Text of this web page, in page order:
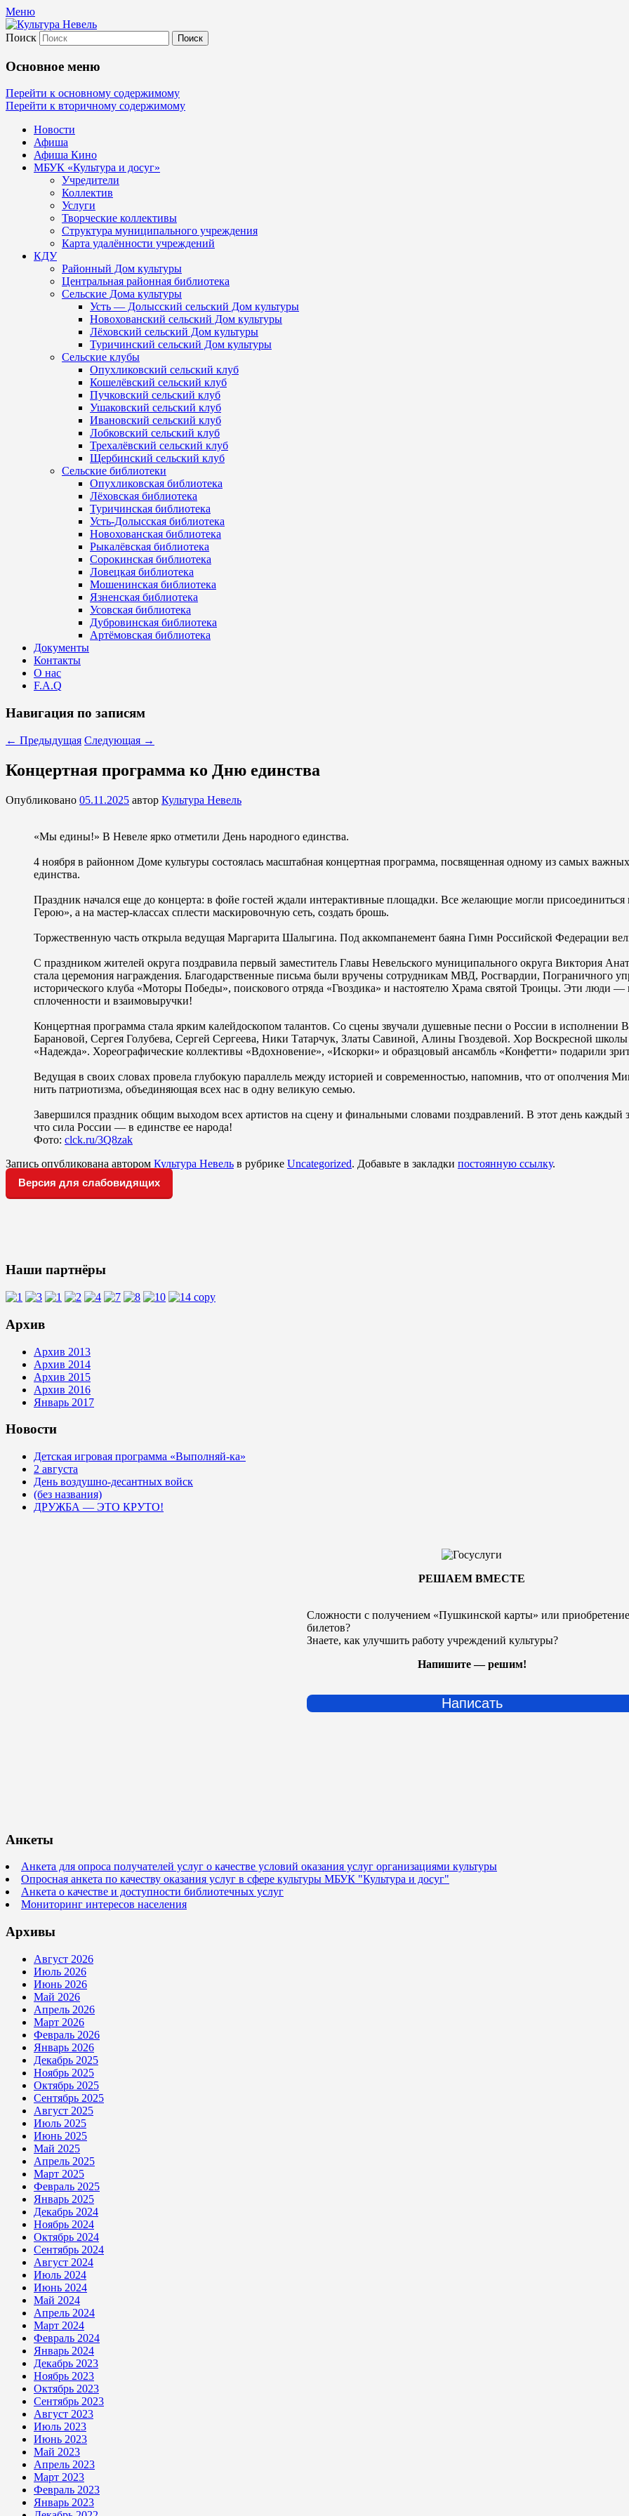
Меню
Культура Невель
МБУК Невельского района "Культура и досуг"
Поиск
Основное меню
Перейти к основному содержимому
Перейти к вторичному содержимому
Новости
Афиша
Афиша Кино
МБУК «Культура и досуг»
Учредители
Коллектив
Услуги
Творческие коллективы
Структура муниципального учреждения
Карта удалённости учреждений
КДУ
Районный Дом культуры
Центральная районная библиотека
Сельские Дома культуры
Усть — Долысский сельский Дом культуры
Новохованский сельский Дом культуры
Лёховский сельский Дом культуры
Туричинский сельский Дом культуры
Сельские клубы
Опухликовский сельский клуб
Кошелёвский сельский клуб
Пучковский сельский клуб
Ушаковский сельский клуб
Ивановский сельский клуб
Лобковский сельский клуб
Трехалёвский сельский клуб
Щербинский сельский клуб
Сельские библиотеки
Опухликовская библиотека
Лёховская библиотека
Туричинская библиотека
Усть-Долысская библиотека
Новохованская библиотека
Рыкалёвская библиотека
Сорокинская библиотека
Ловецкая библиотека
Мошенинская библиотека
Язненская библиотека
Усовская библиотека
Дубровинская библиотека
Артёмовская библиотека
Документы
Контакты
О нас
F.A.Q
Навигация по записям
← Предыдущая Следующая →
Концертная программа ко Дню единства
Опубликовано 05.11.2025 автор Культура Невель
«Мы едины!» В Невеле ярко отметили День народного единства.
4 ноября в районном Доме культуры состоялась масштабная концертная программа, посвященная одному из самых
единства.
Праздник начался еще до концерта: в фойе гостей ждали интерактивные площадки. Все желающие могли
Герою», а на мастер-классах сплести маскировочную сеть, создать брошь.
Торжественную часть открыла ведущая Маргарита Шалыгина. Под аккомпанемент баяна Гимн Российской Федерации
С праздником жителей округа поздравила первый заместитель Главы Невельского муниципального округа Виктория
стала церемония награждения. Благодарственные письма были вручены сотрудникам МВД, Росгвардии, Пограничного
исторического клуба «Моторы Победы», поискового отряда «Гвоздика» и настоятелю Храма святой Троицы. Эти люди
сплоченности и взаимовыручки!
Концертная программа стала ярким калейдоскопом талантов. Со сцены звучали душевные песни о России в
Барановой, Сергея Голубева, Сергей Сергеева, Ники Татарчук, Златы Савиной, Алины Гвоздевой. Хор Воскресной школы
«Надежда». Хореографические коллективы «Вдохновение», «Искорки» и образцовый ансамбль «Конфетти» подарили
Ведущая в своих словах провела глубокую параллель между историей и современностью, напомнив, что от ополчения
нить патриотизма, объединяющая всех нас в одну великую семью.
Завершился праздник общим выходом всех артистов на сцену и финальными словами поздравлений. В этот день каждый
что сила России — в единстве ее народа!
Фото: clck.ru/3Q8zak
Запись опубликована автором Культура Невель в рубрике Uncategorized. Добавьте в закладки постоянную ссылку.
Версия для слабовидящих
Наши партнёры
Архив
Архив 2013
Архив 2014
Архив 2015
Архив 2016
Январь 2017
Новости
Детская игровая программа «Выполняй-ка»
2 августа
День воздушно-десантных войск
(без названия)
ДРУЖБА — ЭТО КРУТО!
РЕШАЕМ ВМЕСТЕ
Сложности с получением «Пушкинской карты» или
билетов?
Знаете, как улучшить работу учреждений культуры?
Напишите — решим!
Написать
Анкеты
Анкета для опроса получателей услуг о качестве условий оказания услуг организациями культуры
Опросная анкета по качеству оказания услуг в сфере культуры МБУК "Культура и досуг"
Анкета о качестве и доступности библиотечных услуг
Мониторинг интересов населения
Архивы
Август 2026
Июль 2026
Июнь 2026
Май 2026
Апрель 2026
Март 2026
Февраль 2026
Январь 2026
Декабрь 2025
Ноябрь 2025
Октябрь 2025
Сентябрь 2025
Август 2025
Июль 2025
Июнь 2025
Май 2025
Апрель 2025
Март 2025
Февраль 2025
Январь 2025
Декабрь 2024
Ноябрь 2024
Октябрь 2024
Сентябрь 2024
Август 2024
Июль 2024
Июнь 2024
Май 2024
Апрель 2024
Март 2024
Февраль 2024
Январь 2024
Декабрь 2023
Ноябрь 2023
Октябрь 2023
Сентябрь 2023
Август 2023
Июль 2023
Июнь 2023
Май 2023
Апрель 2023
Март 2023
Февраль 2023
Январь 2023